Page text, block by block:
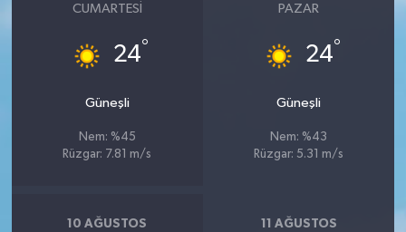
CUMARTESI
24°
Güneşli
Nem: %45
Rüzgar: 7.81 m/s
PAZAR
24°
Güneşli
Nem: %43
Rüzgar: 5.31 m/s
10 AĞUSTOS 11 AĞUSTOS